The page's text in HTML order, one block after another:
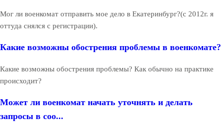
Мог ли военкомат отправить мое дело в Екатеринбург?(с 2012г. я
оттуда снялся с регистрации).
Какие возможны обострения проблемы в военкомате?
Какие возможны обострения проблемы? Как обычно на практике
происходит?
Может ли военкомат начать уточнять и делать
запросы в соо...